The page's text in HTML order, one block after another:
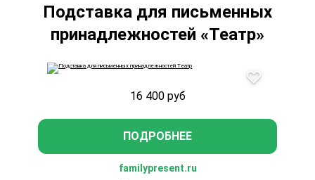
Подставка для письменных
принадлежностей «Театр»
16 400 руб
ПОДРОБНЕЕ
familypresent.ru